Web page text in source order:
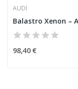
AUDI
98,40 €